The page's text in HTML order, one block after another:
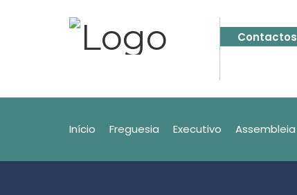
Contactos
Início Freguesia Executivo Assembleia